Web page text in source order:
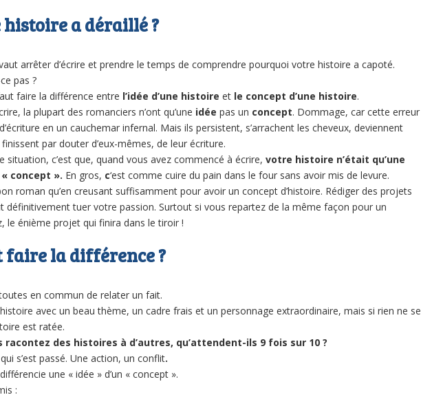
a déraillé ?
arrêter d’écrire et prendre le temps de comprendre pourquoi votre histoire a capoté.
pas ?
faire la différence entre l’idée d’une histoire et le concept d’une histoire.
la plupart des romanciers n’ont qu’une idée pas un concept. Dommage, car cette erreur
en un cauchemar infernal. Mais ils persistent, s’arrachent les cheveux, deviennent
par douter d’eux-mêmes, de leur écriture.
situation, c’est que, quand vous avez commencé à écrire, votre histoire n’était qu’une
concept ». En gros, c‘est comme cuire du pain dans le four sans avoir mis de levure.
roman qu’en creusant suffisamment pour avoir un concept d’histoire. Rédiger des projets
définitivement tuer votre passion. Surtout si vous repartez de la même façon pour un
le énième projet qui finira dans le tiroir !
faire la différence ?
en commun de relater un fait.
histoire avec un beau thème, un cadre frais et un personnage extraordinaire, mais si rien ne se
est ratée.
racontez des histoires à d’autres, qu’attendent-ils 9 fois sur 10 ?
s’est passé. Une action, un conflit.
une « idée » d’un « concept ».
: